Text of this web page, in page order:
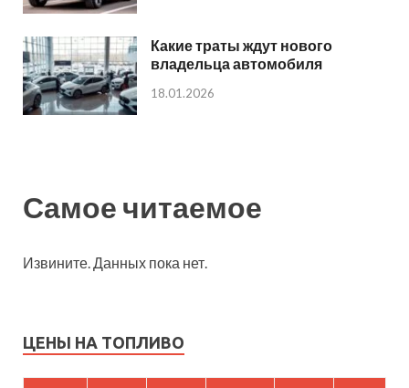
Какие траты ждут нового
владельца автомобиля
18.01.2026
Самое читаемое
Извините. Данных пока нет.
ЦЕНЫ НА ТОПЛИВО